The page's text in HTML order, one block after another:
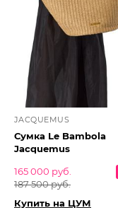
JACQUEMUS
Сумка Le Bambola
Jacquemus
165 000 руб.
187 500 руб.
Купить на ЦУМ